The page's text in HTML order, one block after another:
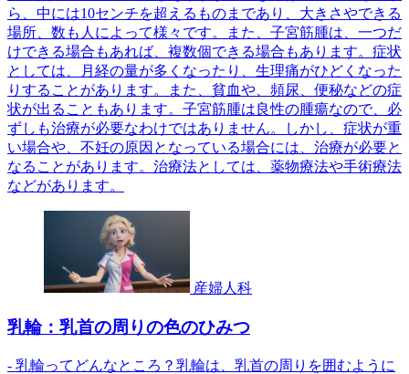
ら、中には10センチを超えるものまであり、大きさやできる
場所、数も人によって様々です。また、子宮筋腫は、一つだ
けできる場合もあれば、複数個できる場合もあります。症状
としては、月経の量が多くなったり、生理痛がひどくなった
りすることがあります。また、貧血や、頻尿、便秘などの症
状が出ることもあります。子宮筋腫は良性の腫瘍なので、必
ずしも治療が必要なわけではありません。しかし、症状が重
い場合や、不妊の原因となっている場合には、治療が必要と
なることがあります。治療法としては、薬物療法や手術療法
などがあります。
産婦人科
乳輪：乳首の周りの色のひみつ
- 乳輪ってどんなところ？乳輪は、乳首の周りを囲むように